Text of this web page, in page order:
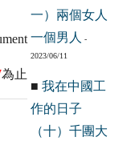
為止
一）兩個女人
一個男人
-
2023/06/11
■ 我在中國工
作的日子
（十）千團大